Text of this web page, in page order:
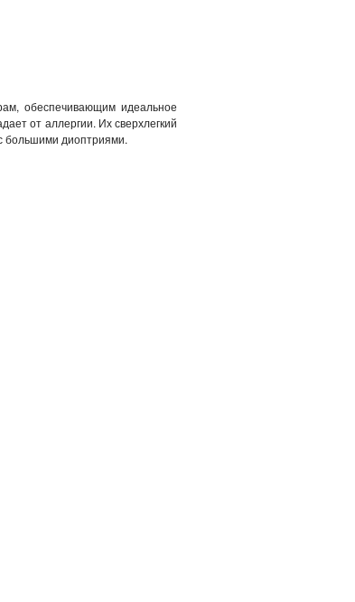
обеспечивающим идеальное
от аллергии. Их сверхлегкий
большими диоптриями.